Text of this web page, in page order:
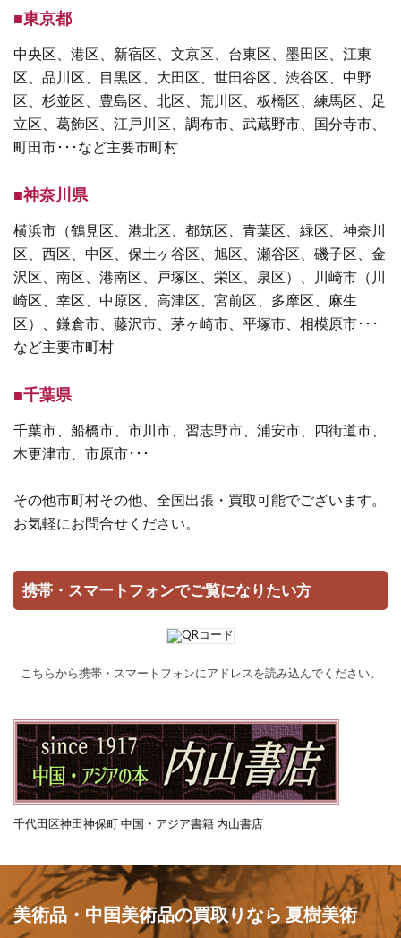
■東京都
中央区、港区、新宿区、文京区、台東区、墨田区、江東
区、品川区、目黒区、大田区、世田谷区、渋谷区、中野
区、杉並区、豊島区、北区、荒川区、板橋区、練馬区、足
立区、葛飾区、江戸川区、調布市、武蔵野市、国分寺市、
町田市･･･など主要市町村
■神奈川県
横浜市（鶴見区、港北区、都筑区、青葉区、緑区、神奈川
区、西区、中区、保土ヶ谷区、旭区、瀬谷区、磯子区、金
沢区、南区、港南区、戸塚区、栄区、泉区）、川崎市（川
崎区、幸区、中原区、高津区、宮前区、多摩区、麻生
区）、鎌倉市、藤沢市、茅ヶ崎市、平塚市、相模原市･･･
など主要市町村
■千葉県
千葉市、船橋市、市川市、習志野市、浦安市、四街道市、
木更津市、市原市･･･
その他市町村その他、全国出張・買取可能でございます。
お気軽にお問合せください。
携帯・スマートフォンでご覧になりたい方
こちらから携帯・スマートフォンにアドレスを読み込んでください。
千代田区神田神保町 中国・アジア書籍 内山書店
美術品・中国美術品の買取りなら 夏樹美術